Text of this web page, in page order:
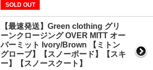
SOLD OUT
【最速発送】Green clothing グリ
ーンクロージング OVER MITT オー
バーミット Ivory/Brown 【ミトン
グローブ】【スノーボード】【スキ
ー】【スノースクート】